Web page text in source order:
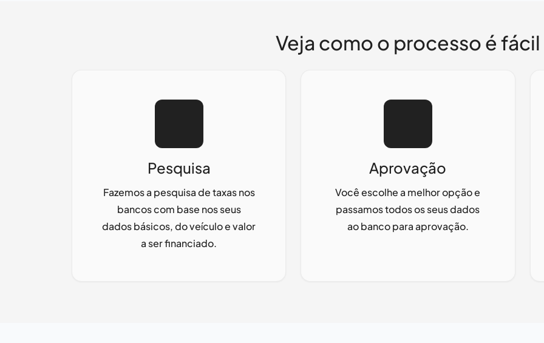
Veja como o processo é fácil
Pesquisa
Fazemos a pesquisa de taxas nos
bancos com base nos seus
dados básicos, do veículo e valor
a ser financiado.
Aprovação
Você escolhe a melhor opção e
passamos todos os seus dados
ao banco para aprovação.